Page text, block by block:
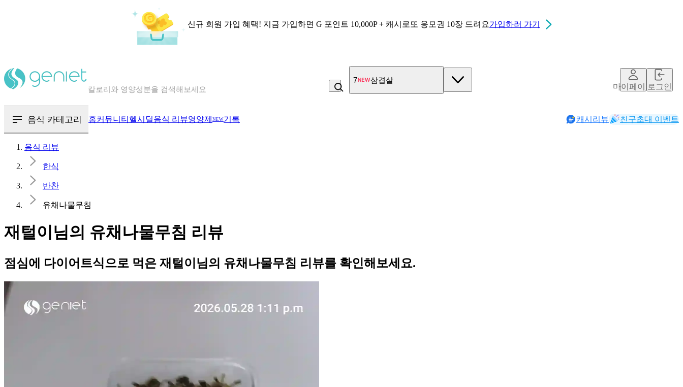
신규 회원 가입 혜택! 지금 가입하면 G 포인트 10,000P + 캐시로또 응모권 10장 드려요가입하러 가기
혈당 · 다이어트 음식 검색해보세요
7 삼겹살
마이페이지로그인
음식 카테고리 홈커뮤니티 헬시딜음식 리뷰영양제 NEW기록 캐시리뷰 친구초대 이벤트
음식 리뷰
한식
반찬
유채나물무침
재털이님의 유채나물무침 리뷰
점심에 다이어트식으로 먹은 재털이님의 유채나물무침 리뷰를 확인해보세요.